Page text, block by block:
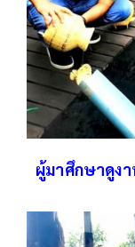
ผู้มาศึกษาดูง